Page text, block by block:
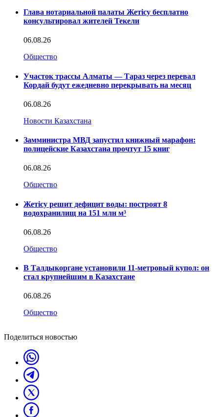
Глава нотариальной палаты Жетісу бесплатно
консультировал жителей Текели
06.08.26
Общество
Участок трассы Алматы — Тараз через перевал
Кордай будут ежедневно перекрывать на месяц
06.08.26
Новости Казахстана
Замминистра МВД запустил книжный марафон:
полицейские Казахстана прочтут 15 книг
06.08.26
Общество
Жетісу решит дефицит воды: построят 8
водохранилищ на 151 млн м³
06.08.26
Общество
В Талдыкоргане установили 11-метровый купол: он
стал крупнейшим в Казахстане
06.08.26
Общество
Поделиться новостью